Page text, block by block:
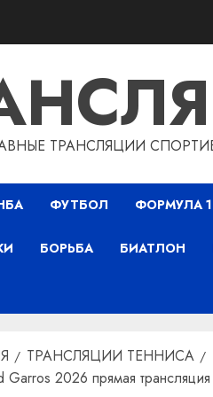
ТРАНСЛЯЦИИ
ФУТБОЛ ФОРМУЛА 1
БОРЬБА БИАТЛОН
ТРАНСЛЯЦИИ ТЕННИСА
2026 прямая